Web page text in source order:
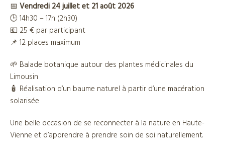
📅 Vendredi 24 juillet et 21 août 2026
🕒 14h30 – 17h (2h30)
💶 25 € par participant
📌 12 places maximum
🌱 Balade botanique autour des plantes médicinales du
Limousin
🧴 Réalisation d’un baume naturel à partir d’une macération
solarisée
Une belle occasion de se reconnecter à la nature en Haute-
Vienne et d’apprendre à prendre soin de soi naturellement.